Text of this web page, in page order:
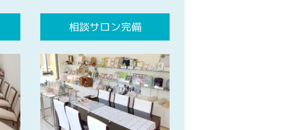
相談サロン完備